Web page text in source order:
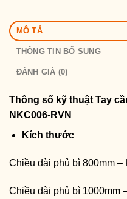
MÔ TẢ
THÔNG TIN BỔ SUNG
ĐÁNH GIÁ (0)
Thông số kỹ thuật Tay
NKC006-RVN
Kích thước
Chiều dài phủ bì 800mm –
Chiều dài phủ bì 1000mm